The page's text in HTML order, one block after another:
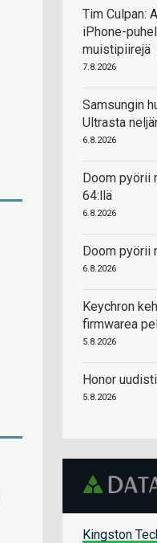
Tim Culpan:
iPhone-
muistipiirejä
7.8.2026
Samsungin
Ultrasta
6.8.2026
Doom pyörii
64:llä
6.8.2026
Doom pyörii
6.8.2026
Keychron
firmwarea
5.8.2026
Honor
5.8.2026
Kingston